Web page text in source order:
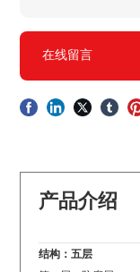
在线留言
产品介绍
结构：五层